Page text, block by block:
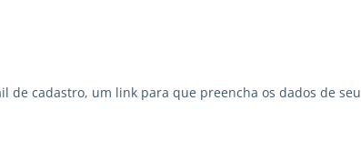
de cadastro, um link para que preencha os dados de seu